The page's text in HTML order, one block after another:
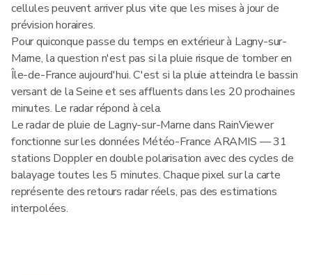
cellules peuvent arriver plus vite que les mises à jour de
prévision horaires.
Pour quiconque passe du temps en extérieur à Lagny-sur-
Marne, la question n'est pas si la pluie risque de tomber en
Île-de-France aujourd'hui. C'est si la pluie atteindra le bassin
versant de la Seine et ses affluents dans les 20 prochaines
minutes. Le radar répond à cela.
Le radar de pluie de Lagny-sur-Marne dans RainViewer
fonctionne sur les données Météo-France ARAMIS — 31
stations Doppler en double polarisation avec des cycles de
balayage toutes les 5 minutes. Chaque pixel sur la carte
représente des retours radar réels, pas des estimations
interpolées.